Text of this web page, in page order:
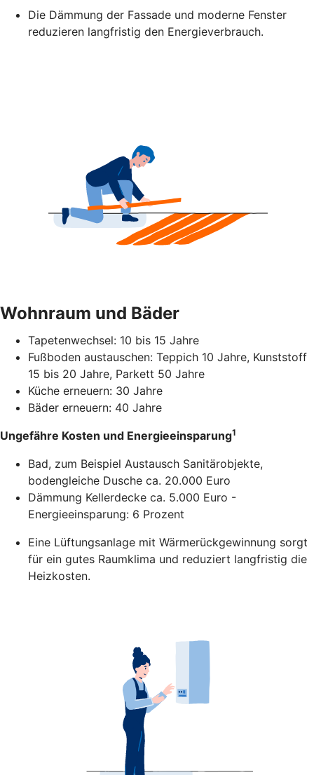
Die Dämmung der Fassade und moderne Fenster
reduzieren langfristig den Energieverbrauch.
Wohnraum und Bäder
Tapetenwechsel: 10 bis 15 Jahre
Fußboden austauschen: Teppich 10 Jahre, Kunststoff
15 bis 20 Jahre, Parkett 50 Jahre
Küche erneuern: 30 Jahre
Bäder erneuern: 40 Jahre
Ungefähre Kosten und Energieeinsparung1
Bad, zum Beispiel Austausch Sanitärobjekte,
bodengleiche Dusche ca. 20.000 Euro
Dämmung Kellerdecke ca. 5.000 Euro -
Energieeinsparung: 6 Prozent
Eine Lüftungsanlage mit Wärmerückgewinnung sorgt
für ein gutes Raumklima und reduziert langfristig die
Heizkosten.